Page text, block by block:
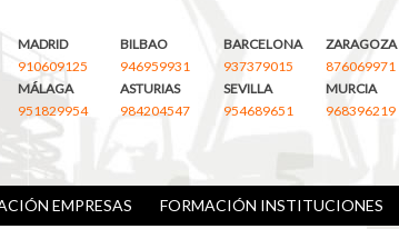
MADRID
910609125
BILBAO
946959931
BARCELONA
937379015
ZARAGOZA
876069971
MÁLAGA
951829954
ASTURIAS
984204547
SEVILLA
954689651
MURCIA
968396219
EMPRESAS FORMACIÓN INSTITUCIONES